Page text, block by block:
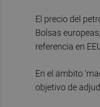
El precio del
Bolsas
referencia en
En el ámbito
objetivo de